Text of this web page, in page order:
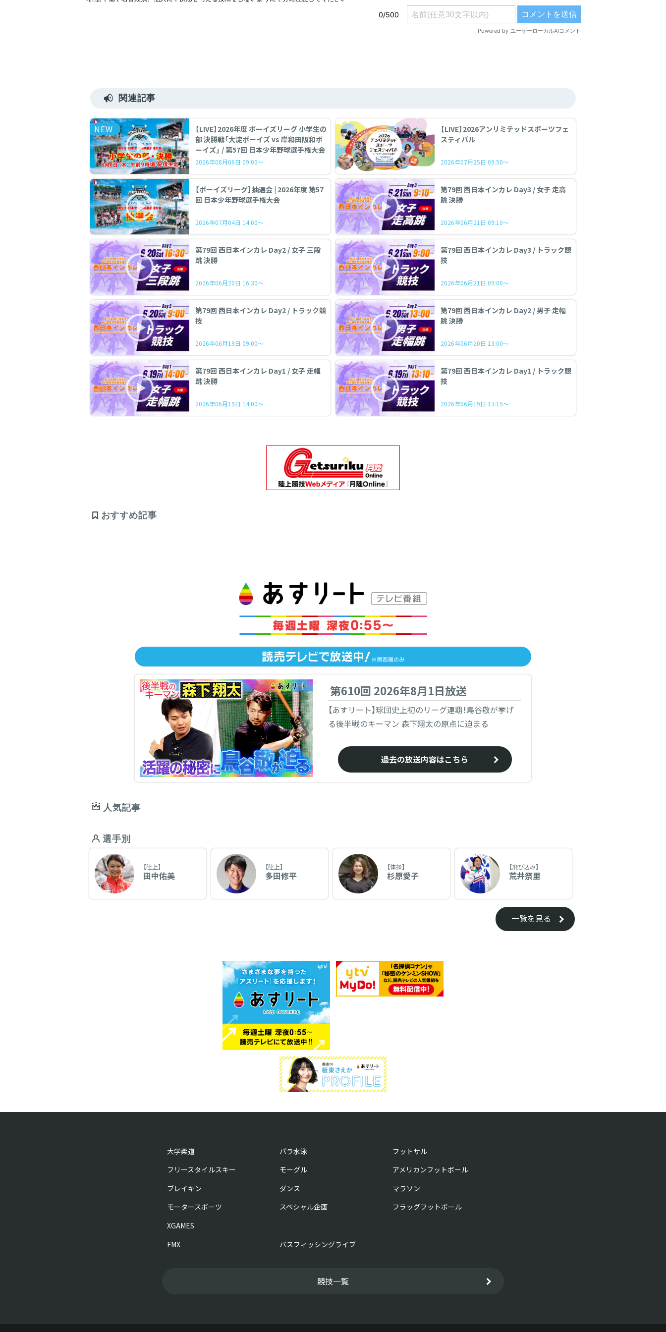
関連記事
【LIVE】2026年度 ボーイズリーグ 小学生の
部 決勝戦「大淀ボーイズ vs 岸和田阪和ボ
ーイズ」 / 第57回 日本少年野球選手権大会
2026年08月06日 09:00～
NEW
【LIVE】2026アンリミテッドスポーツフェ
スティバル
2026年07月25日 09:50～
【ボーイズリーグ】抽選会 | 2026年度 第57
回 日本少年野球選手権大会
2026年07月04日 14:00～
第79回 西日本インカレ Day3 / 女子 走高
跳 決勝
2026年06月21日 09:10～
第79回 西日本インカレ Day2 / 女子 三段
跳 決勝
2026年06月20日 16:30～
第79回 西日本インカレ Day3 / トラック競
技
2026年06月21日 09:00～
第79回 西日本インカレ Day2 / トラック競
技
2026年06月19日 09:00～
第79回 西日本インカレ Day2 / 男子 走幅
跳 決勝
2026年06月20日 13:00～
第79回 西日本インカレ Day1 / 女子 走幅
跳 決勝
2026年06月19日 14:00～
第79回 西日本インカレ Day1 / トラック競
技
2026年06月19日 13:15～
おすすめ記事
第610回 2026年8月1日放送
【あすリート】球団史上初のリーグ連覇！鳥谷敬が挙げ
る後半戦のキーマン 森下翔太の原点に迫まる
過去の放送内容はこちら
人気記事
選手別
【陸上】
田中佑美
【陸上】
多田修平
【体操】
杉原愛子
【飛び込み】
荒井祭里
一覧を見る
大学柔道 パラ水泳
フットサル
フリースタイルスキー
モーグル
アメリカンフットボール
ブレイキン
ダンス
マラソン
モータースポーツ
XGAMES
スペシャル企画 フラッグフットボール
FMX バスフィッシングライブ
競技一覧